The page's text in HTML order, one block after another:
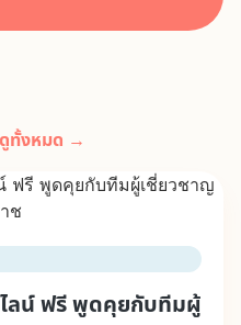
ดูทั้งหมด →
ลน์ ฟรี พูดคุยกับทีมผู้